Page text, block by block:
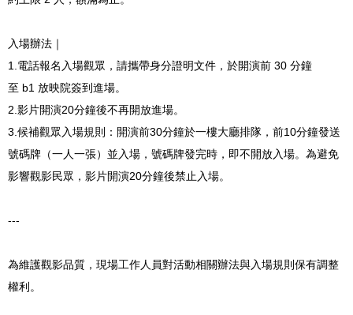
入場辦法｜
1. 電話報名入場觀眾，請攜帶身分證明文件，於開演前 30 分鐘
至 b1 放映院簽到進場。
2. 影片開演20分鐘後不再開放進場。
3. 候補觀眾入場規則： 開演前30分鐘於一樓大廳排隊，前10分鐘發送
號碼牌（一人一張）並入場，號碼牌發完時，即不開放入場。為避免
影響觀影民眾，影片開演20分鐘後禁止入場。
---
為維護觀影品質，現場工作人員對活動相關辦法與入場規則保有調整
權利。